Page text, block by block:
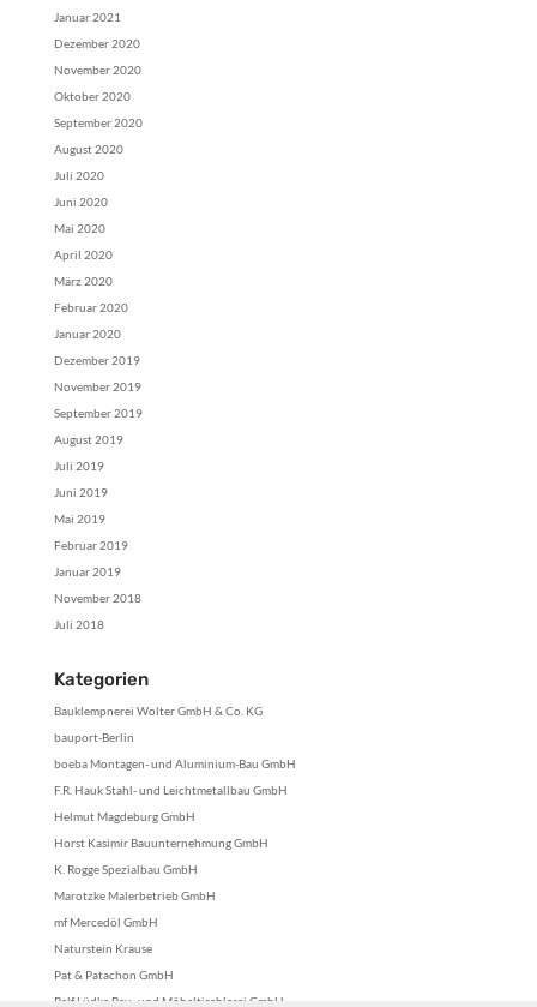
Januar 2021
Dezember 2020
November 2020
Oktober 2020
September 2020
August 2020
Juli 2020
Juni 2020
Mai 2020
April 2020
März 2020
Februar 2020
Januar 2020
Dezember 2019
November 2019
September 2019
August 2019
Juli 2019
Juni 2019
Mai 2019
Februar 2019
Januar 2019
November 2018
Juli 2018
Kategorien
Bauklempnerei Wolter GmbH & Co. KG
bauport-Berlin
boeba Montagen- und Aluminium-Bau GmbH
F.R. Hauk Stahl- und Leichtmetallbau GmbH
Helmut Magdeburg GmbH
Horst Kasimir Bauunternehmung GmbH
K. Rogge Spezialbau GmbH
Marotzke Malerbetrieb GmbH
mf Mercedöl GmbH
Naturstein Krause
Pat & Patachon GmbH
Ralf Lüdke Bau- und Möbeltischlerei GmbH